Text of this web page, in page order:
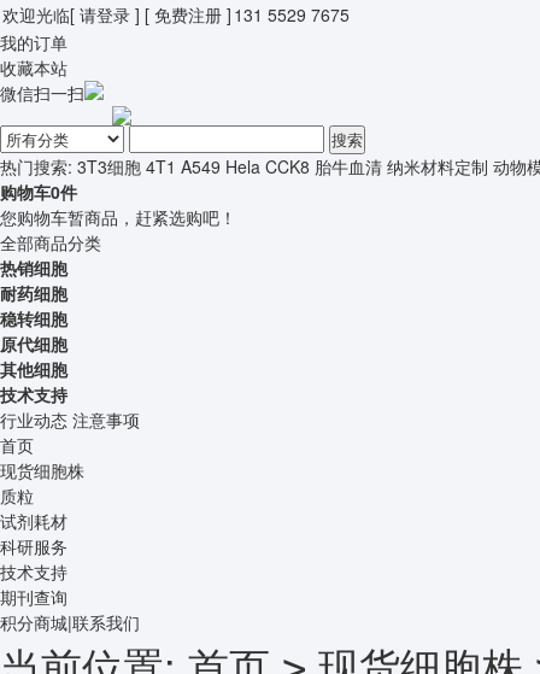
欢迎光临[ 请登录 ] [ 免费注册 ] 131 5529 7675
我的订单
收藏本站
微信扫一扫
搜索
热门搜索: 3T3细胞 4T1 A549 Hela CCK8 胎牛血清 纳米材料定制 动物
购物车0件
您购物车暂商品，赶紧选购吧！
全部商品分类
热销细胞
耐药细胞
稳转细胞
原代细胞
其他细胞
技术支持
行业动态 注意事项
首页
现货细胞株
质粒
试剂耗材
科研服务
技术支持
期刊查询
积分商城|联系我们